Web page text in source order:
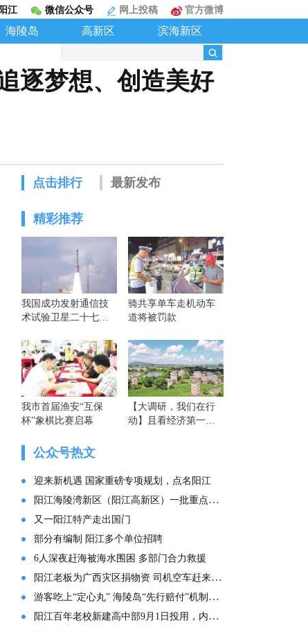
江 微信公众号 网上投稿 官方微博
海陵岛 高新区 滨海新区
逐梦想、创造美好
点击排行 最新发布
精彩推荐
我国成功发射通信技
术试验卫星二十七号
骑共享单车走机动车
道将被罚款
我市首届渔安“互保
杯”象棋比赛启幕
【大调研，我们在行
动】且看经济第一大
公众号热文
迎来新机遇 国家重磅专项规划，点名阳江
阳江海陵湾新区（阳江高新区）一批重点项目集中投产
又一阳江特产走出国门
部分有编制 阳江多个单位招聘
6人深夜赶海被海水围困 多部门合力救援
阳江老板为广西灾区捐物资 司机空车赶来：“免费拉！”
游客吃上“定心丸” 海陵岛“先行赔付”机制来了
阳江百年老校新建高中部9月1日投用，内部环境曝光